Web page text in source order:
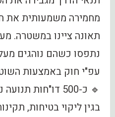
מחמירה משמעותית את
נתפסו כשהם נוהגים
עפ"י חוק באמצעות
🔹 כ-500 דו"חות
בגין ליקוי בטיחות,